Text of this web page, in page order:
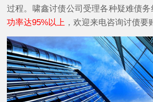
过程。啸鑫讨债公司受理各种疑难债务
功率达95%以上 ，欢迎来电咨询讨债要